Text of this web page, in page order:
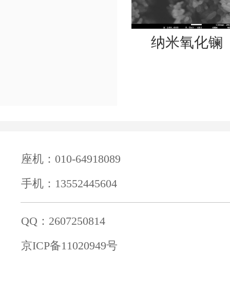
纳米氧化镧
座机：010-64918089
手机：13552445604
QQ：2607250814
京ICP备11020949号